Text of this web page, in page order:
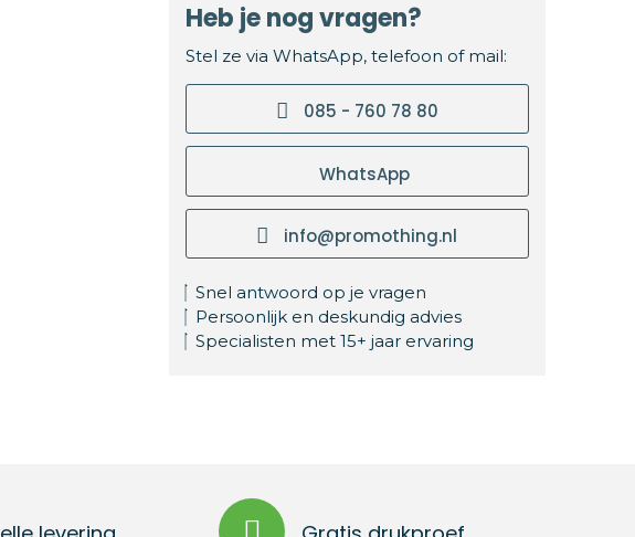
Heb je nog vragen?
Stel ze via WhatsApp, telefoon of mail:
085 - 760 78 80
WhatsApp
info@promothing.nl
Snel antwoord op je vragen
Persoonlijk en deskundig advies
Specialisten met 15+ jaar ervaring